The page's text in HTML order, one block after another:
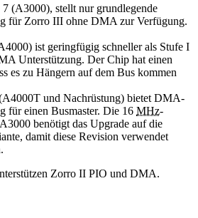
(A3000), stellt nur grundlegende
für Zorro III ohne DMA zur Verfügung.
ist geringfügig schneller als Stufe I
Unterstützung. Der Chip hat einen
es zu Hängern auf dem Bus kommen
und Nachrüstung) bietet DMA-
für einen Busmaster. Die 16 MHz-
benötigt das Upgrade auf die
damit diese Revision verwendet
Zorro II PIO und DMA.